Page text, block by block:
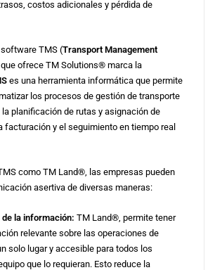
costos adicionales y pérdida de
TMS (Transport Management
ofrece TM Solutions® marca la
es una herramienta informática que permite
los procesos de gestión de transporte
planificación de rutas y asignación de
facturación y el seguimiento en tiempo real
como TM Land®, las empresas pueden
asertiva de diversas maneras:
la información: TM Land®, permite tener
ón relevante sobre las operaciones de
solo lugar y accesible para todos los
que lo requieran. Esto reduce la